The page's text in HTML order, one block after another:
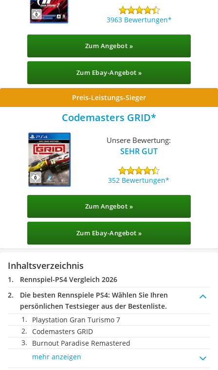
3963 Bewertungen
Zum Angebot »
Zum Ebay-Angebot »
Preis-Leistungs-Sieger
Codemasters GRID
Unsere Bewertung:
SEHR GUT
352 Bewertungen
Zum Angebot »
Zum Ebay-Angebot »
Inhaltsverzeichnis
Rennspiel-PS4 Vergleich 2026
Die besten Rennspiele PS4: Wählen Sie Ihren
persönlichen Testsieger aus der Bestenliste.
Playstation Gran Turismo 7
Codemasters GRID
Burnout Paradise Remastered
mehr anzeigen